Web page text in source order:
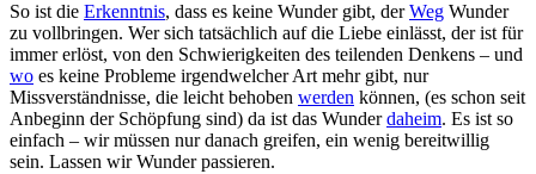
So ist die Erkenntnis, dass es keine Wunder gibt, derWeg Wunder
zu vollbringen. Wer sich tatsächlich auf die Liebe einlässt, der ist für
immer erlöst, von den Schwierigkeiten des teilenden Denkens – und
wo es keine Probleme irgendwelcher Art mehr gibt, nur
Missverständnisse, die leicht behoben werden können, (es schon seit
Anbeginn der Schöpfung sind) da ist das Wunderdaheim. Es ist so
einfach – wir müssen nur danach greifen, ein wenig bereitwillig
sein. Lassen wir Wunder passieren.